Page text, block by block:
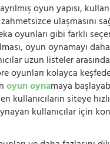
oyun yapısı,
ulaşmasını
oyunları gibi farklı
oyun oynamayı
uzun listeler
oyunları kolayca
oyun oynamaya
kullanıcıların siteye
kullanıcılar için